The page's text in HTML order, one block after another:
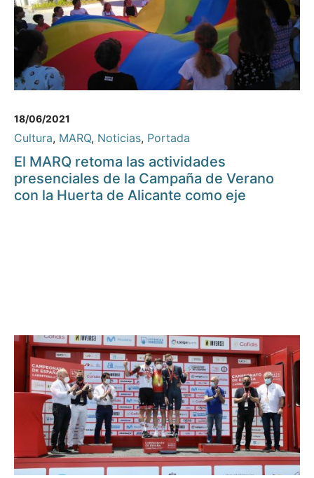
18/06/2021
Cultura, MARQ, Noticias, Portada
El MARQ retoma las actividades
presenciales de la Campaña de Verano
con la Huerta de Alicante como eje